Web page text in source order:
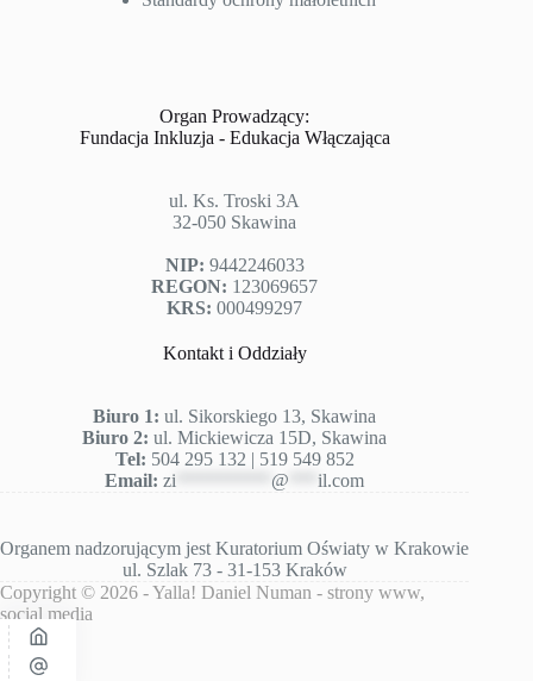
Organ Prowadzący:
Fundacja Inkluzja - Edukacja Włączająca
ul. Ks. Troski 3A
32-050 Skawina
NIP: 9442246033
REGON: 123069657
KRS: 000499297
Kontakt i Oddziały
Biuro 1: ul. Sikorskiego 13, Skawina
Biuro 2: ul. Mickiewicza 15D, Skawina
Tel: 504 295 132 | 519 549 852
Email:zi @ ***il.com
Organem nadzorującym jestKuratorium Oświaty w Krakowie
ul. Szlak 73 - 31-153 Kraków
Copyright © 2026 -Yalla! Daniel Numan - strony www,
social media